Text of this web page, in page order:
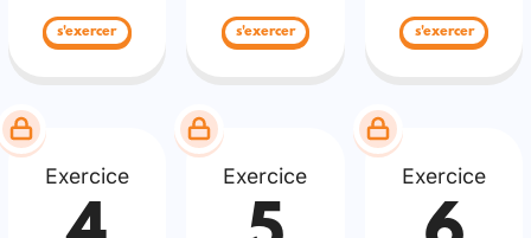
s'exercer s'exercer s'exercer
Exercice Exercice Exercice